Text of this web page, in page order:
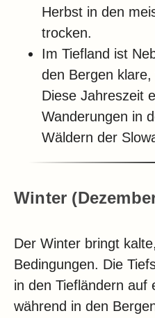
Herbst in den
trocken.
Im Tiefland ist
den Bergen
Diese Jahreszeit
Wanderungen in
Wäldern der
Winter
Der Winter bringt
Bedingungen. Die
in den Tiefländern auf
während in den